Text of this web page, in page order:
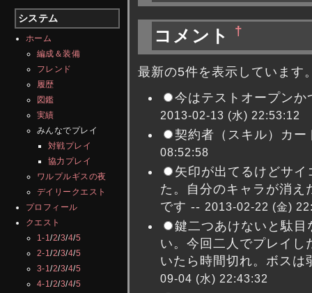
システム
ホーム
編成＆装備
フレンド
履歴
図鑑
実績
みんなでプレイ
対戦プレイ
協力プレイ
ワルプルギスの夜
デイリークエスト
プロフィール
クエスト
1-1/2/3/4/5
2-1/2/3/4/5
3-1/2/3/4/5
4-1/2/3/4/5
コメント †
最新の5件を表示しています
今はテストオープン
2013-02-13 (水) 22:53:12
契約者（スキル）カ
08:52:58
矢印が出てるけどサ
た。自分のキャラが消え
です -- 2013-02-22 (金)
鍵二つあけないと駄
い。今回二人でプレイし
いたら時間切れ。ボス
09-04 (水) 22:43:32